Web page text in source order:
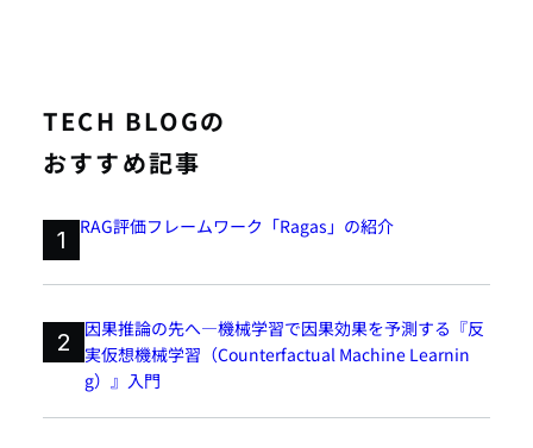
TECH BLOGの
おすすめ記事
1 RAG評価フレームワーク「Ragas」の紹介
2
因果推論の先へ―機械学習で因果効果を予測する『反
実仮想機械学習（Counterfactual Machine Learnin
g）』入門